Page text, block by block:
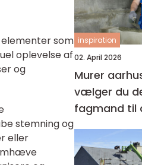
som
oplevelse af
og
stemning og
eller
inspiration
02. April 2026
Murer aarhus
vælger du
fagmand til